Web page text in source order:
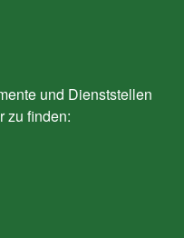
und Dienststellen
zu finden: